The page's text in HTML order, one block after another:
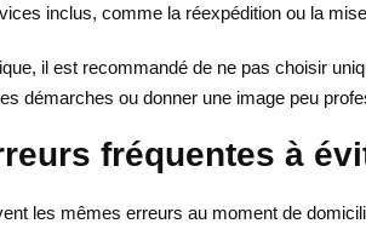
inclus, comme la réexpédition ou la
il est recommandé de ne pas choisir
démarches ou donner une image peu
fréquentes à
les mêmes erreurs au moment de